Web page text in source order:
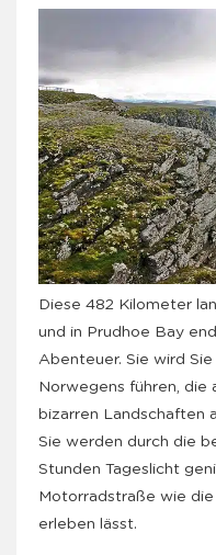
Diese 482 Kilometer
und in Prudhoe Bay
Abenteuer. Sie wird
Norwegens führen, die
bizarren Landschaften
Sie werden durch die
Stunden Tageslicht
Motorradstraße wie die
erleben lässt.